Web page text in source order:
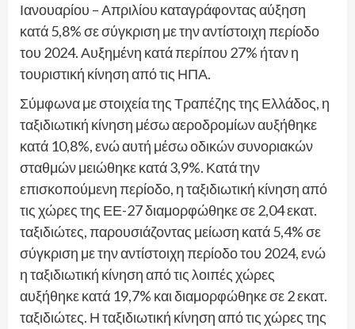
Ιανουαρίου – Απριλίου καταγράφοντας αύξηση
κατά 5,8% σε σύγκριση με την αντίστοιχη περίοδο
του 2024. Αυξημένη κατά περίπου 27% ήταν η
τουριστική κίνηση από τις ΗΠΑ.
Σύμφωνα με στοιχεία της Τραπέζης της Ελλάδος, η
ταξιδιωτική κίνηση μέσω αεροδρομίων αυξήθηκε
κατά 10,8%, ενώ αυτή μέσω οδικών συνοριακών
σταθμών μειώθηκε κατά 3,9%. Κατά την
επισκοπούμενη περίοδο, η ταξιδιωτική κίνηση από
τις χώρες της ΕΕ-27 διαμορφώθηκε σε 2,04 εκατ.
ταξιδιώτες, παρουσιάζοντας μείωση κατά 5,4% σε
σύγκριση με την αντίστοιχη περίοδο του 2024, ενώ
η ταξιδιωτική κίνηση από τις λοιπές χώρες
αυξήθηκε κατά 19,7% και διαμορφώθηκε σε 2 εκατ.
ταξιδιώτες. Η ταξιδιωτική κίνηση από τις χώρες της